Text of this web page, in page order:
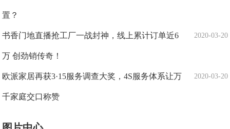
置？
2020-03-20
书香门地直播抢工厂一战封神，线上累计订单近6
万 创劲销传奇！
2020-03-20
欧派家居再获3·15服务调查大奖，4S服务体系让万
千家庭交口称赞